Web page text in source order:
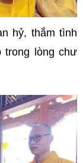
hỷ, thắm tình
trong lòng chư